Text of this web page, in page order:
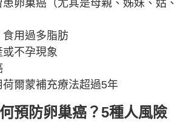
卵巢癌（尤其是母親、姊妹、姑、
食用過多脂肪
不孕現象
爾蒙補充療法超過5年
預防卵巢癌？5種人風險